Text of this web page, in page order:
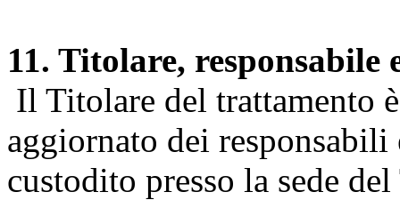
11. Titolare, responsabile
Il Titolare del trattamento
aggiornato dei
custodito presso la sede